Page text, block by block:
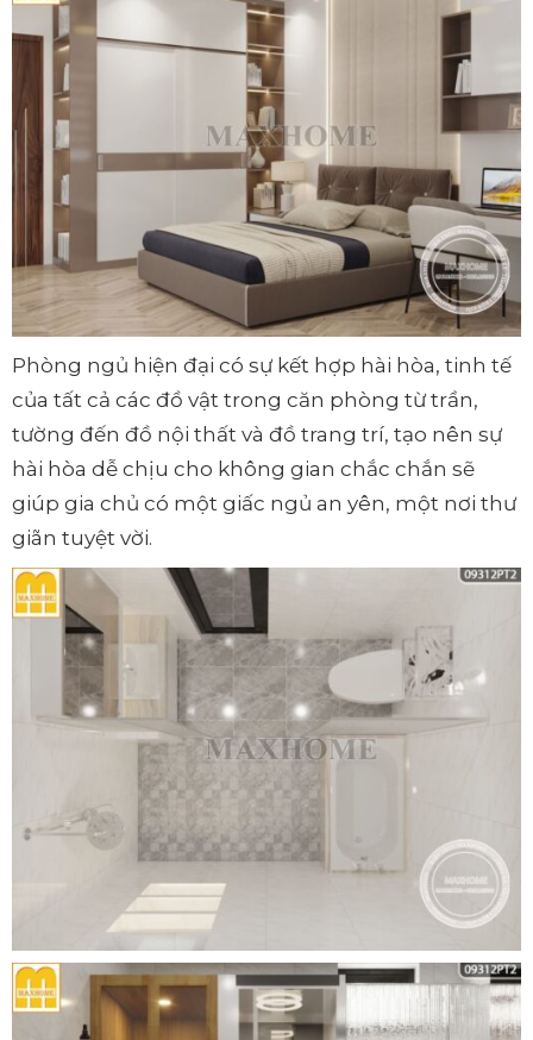
Phòng ngủ hiện đại có sự kết hợp hài hòa, tinh tế
của tất cả các đồ vật trong căn phòng từ trần,
tường đến đồ nội thất và đồ trang trí, tạo nên sự
hài hòa dễ chịu cho không gian chắc chắn sẽ
giúp gia chủ có một giấc ngủ an yên, một nơi thư
giãn tuyệt vời.